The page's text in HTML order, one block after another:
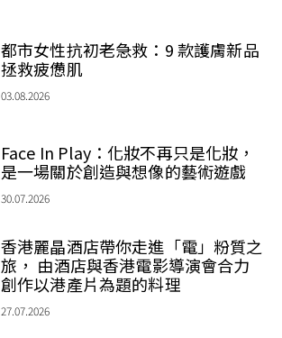
都市女性抗初老急救：9 款護膚新品
拯救疲憊肌
03.08.2026
Face In Play：化妝不再只是化妝，
是一場關於創造與想像的藝術遊戲
30.07.2026
香港麗晶酒店帶你走進「電」粉質之
旅， 由酒店與香港電影導演會合力
創作以港產片為題的料理
27.07.2026